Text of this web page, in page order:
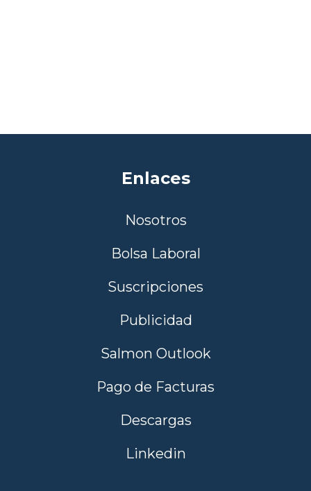
Enlaces
Nosotros
Bolsa Laboral
Suscripciones
Publicidad
Salmon Outlook
Pago de Facturas
Descargas
Linkedin